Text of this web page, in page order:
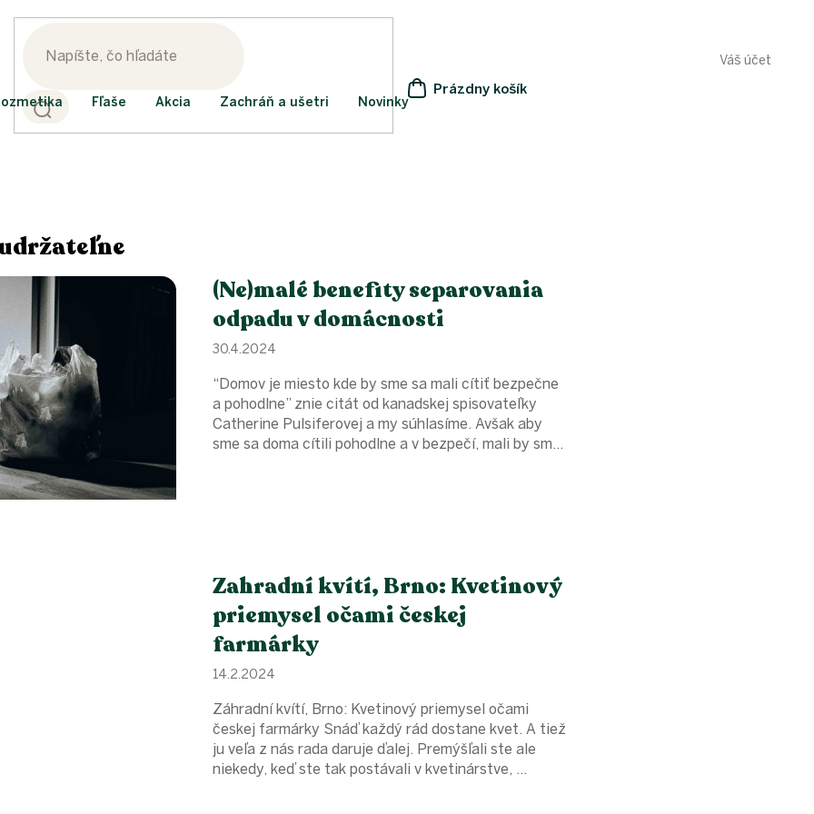
Váš účet
NÁKUPNÝ
Prázdny košík
Fľaše Akcia Zachráň a ušetri Novinky
(Ne)malé benefity separovania
odpadu v domácnosti
30.4.2024
“Domov je miesto kde by sme sa mali cítiť bezpečne
a pohodlne” znie citát od kanadskej spisovateľky
Catherine Pulsiferovej a my súhlasíme. Avšak aby
sme sa doma cítili pohodlne a v bezpečí, mali by sm...
Zahradní kvítí, Brno: Kvetinový
priemysel očami českej
farmárky
14.2.2024
Záhradní kvítí, Brno: Kvetinový priemysel očami
českej farmárky Snáď každý rád dostane kvet. A tiež
ju veľa z nás rada daruje ďalej. Premýšľali ste ale
niekedy, keď ste tak postávali v kvetinárstve, ...